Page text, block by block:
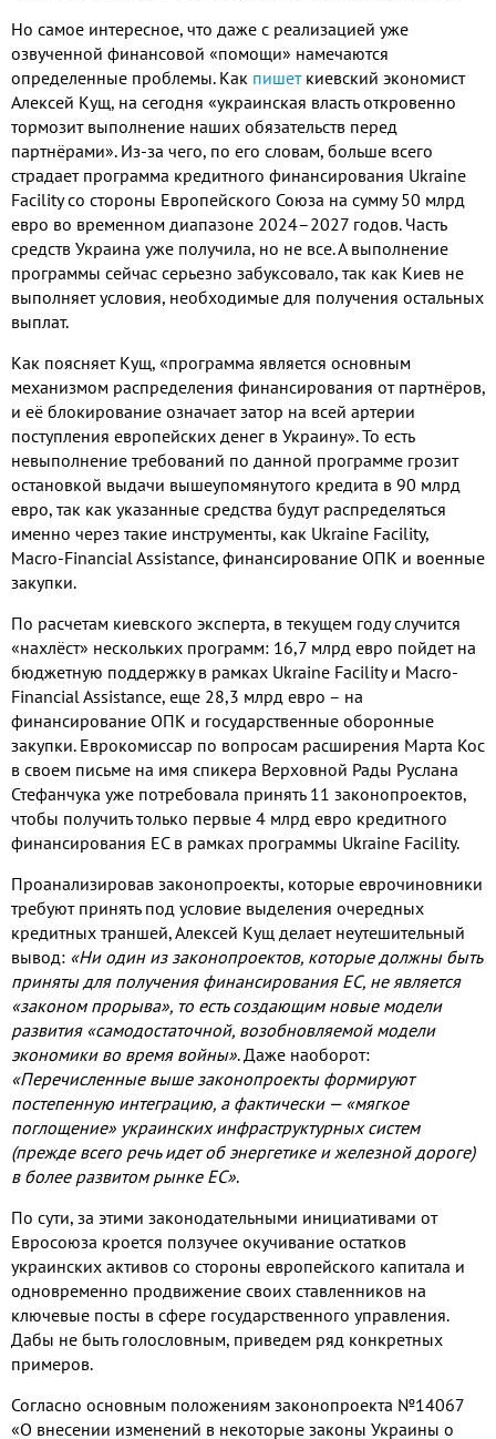
Но самое интересное, что даже с реализацией уже
озвученной финансовой «помощи» намечаются
определенные проблемы. Как пишет киевский экономист
Алексей Кущ, на сегодня «украинская власть откровенно
тормозит выполнение наших обязательств перед
партнёрами». Из-за чего, по его словам, больше всего
страдает программа кредитного финансирования Ukraine
Facility со стороны Европейского Союза на сумму 50 млрд
евро во временном диапазоне 2024–2027 годов. Часть
средств Украина уже получила, но не все. А выполнение
программы сейчас серьезно забуксовало, так как Киев не
выполняет условия, необходимые для получения остальных
выплат.
Как поясняет Кущ, «программа является основным
механизмом распределения финансирования от партнёров,
и её блокирование означает затор на всей артерии
поступления европейских денег в Украину». То есть
невыполнение требований по данной программе грозит
остановкой выдачи вышеупомянутого кредита в 90 млрд
евро, так как указанные средства будут распределяться
именно через такие инструменты, как Ukraine Facility,
Macro-Financial Assistance, финансирование ОПК и военные
закупки.
По расчетам киевского эксперта, в текущем году случится
«нахлёст» нескольких программ: 16,7 млрд евро пойдет на
бюджетную поддержку в рамках Ukraine Facility и Macro-
Financial Assistance, еще 28,3 млрд евро – на
финансирование ОПК и государственные оборонные
закупки. Еврокомиссар по вопросам расширения Марта Кос
в своем письме на имя спикера Верховной Рады Руслана
Стефанчука уже потребовала принять 11 законопроектов,
чтобы получить только первые 4 млрд евро кредитного
финансирования ЕС в рамках программы Ukraine Facility.
Проанализировав законопроекты, которые еврочиновники
требуют принять под условие выделения очередных
кредитных траншей, Алексей Кущ делает неутешительный
вывод: «Ни один из законопроектов, которые должны быть
приняты для получения финансирования ЕС, не является
«законом прорыва», то есть создающим новые модели
развития «самодостаточной, возобновляемой модели
экономики во время войны». Даже наоборот:
«Перечисленные выше законопроекты формируют
постепенную интеграцию, а фактически — «мягкое
поглощение» украинских инфраструктурных систем
(прежде всего речь идет об энергетике и железной дороге)
в более развитом рынке ЕС».
По сути, за этими законодательными инициативами от
Евросоюза кроется ползучее окучивание остатков
украинских активов со стороны европейского капитала и
одновременно продвижение своих ставленников на
ключевые посты в сфере государственного управления.
Дабы не быть голословным, приведем ряд конкретных
примеров.
Согласно основным положениям законопроекта №14067
«О внесении изменений в некоторые законы Украины о